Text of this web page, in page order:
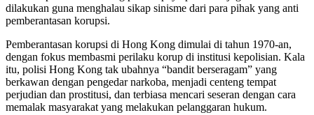
dilakukan guna menghalau sikap sinisme dari para pihak yang anti
pemberantasan korupsi.
Pemberantasan korupsi di Hong Kong dimulai di tahun 1970-an,
dengan fokus membasmi perilaku korup di institusi kepolisian. Kala
itu, polisi Hong Kong tak ubahnya “bandit berseragam” yang
berkawan dengan pengedar narkoba, menjadi centeng tempat
perjudian dan prostitusi, dan terbiasa mencari seseran dengan cara
memalak masyarakat yang melakukan pelanggaran hukum.